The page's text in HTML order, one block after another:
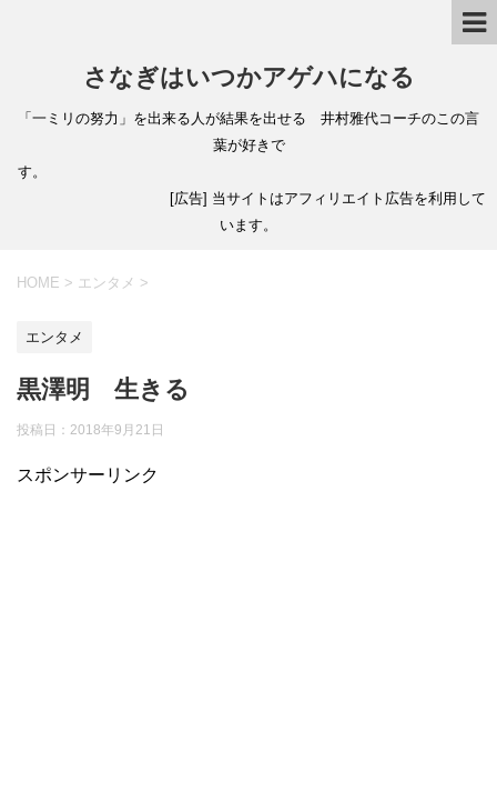
さなぎはいつかアゲハになる
「一ミリの努力」を出来る人が結果を出せる 井村雅代コーチのこの言
葉が好きで
す。
[広告] 当サイトはアフィリエイト広告を利用して
います。
HOME > エンタメ >
エンタメ
黒澤明 生きる
投稿日： 2018年9月21日
スポンサーリンク